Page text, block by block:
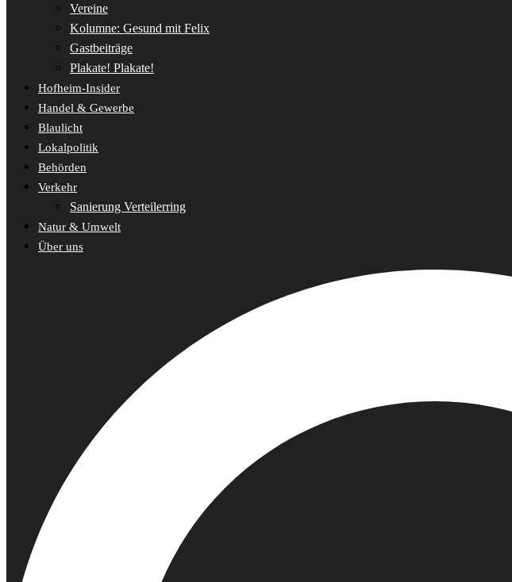
Vereine
Kolumne: Gesund mit Felix
Gastbeiträge
Plakate! Plakate!
Hofheim-Insider
Handel & Gewerbe
Blaulicht
Lokalpolitik
Behörden
Verkehr
Sanierung Verteilerring
Natur & Umwelt
Über uns